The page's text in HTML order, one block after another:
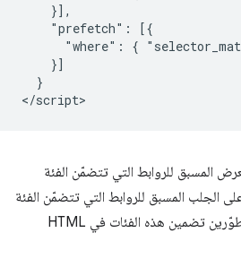
    }],
    "prefetch": [{
"where": {
    }]
  }
المسبق للروابط التي تتضمّن الفئة
الجلب المسبق للروابط التي تتضمّن الفئة
. يتيح ذلك للمطوّرين تضمين هذه الفئات في HTML